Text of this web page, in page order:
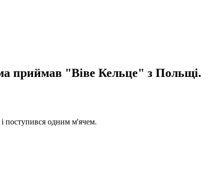
приймав "Віве Кельце" з Польщі.
і поступився одним м'ячем.